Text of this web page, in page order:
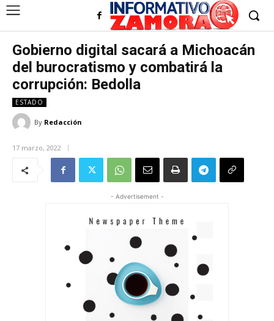
Gobierno digital sacará a Michoacán
del burocratismo y combatirá la
corrupción: Bedolla
ESTADO
By Redacción
17 marzo, 2022
- Advertisement -